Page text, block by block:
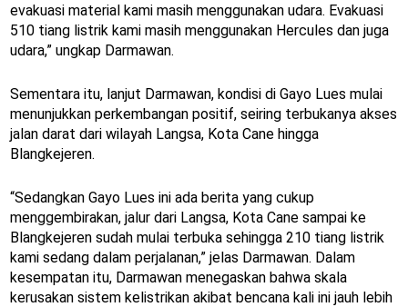
evakuasi material kami masih menggunakan udara. Evakuasi
510 tiang listrik kami masih menggunakan Hercules dan juga
udara,” ungkap Darmawan.
Sementara itu, lanjut Darmawan, kondisi di Gayo Lues mulai
menunjukkan perkembangan positif, seiring terbukanya akses
jalan darat dari wilayah Langsa, Kota Cane hingga
Blangkejeren.
“Sedangkan Gayo Lues ini ada berita yang cukup
menggembirakan, jalur dari Langsa, Kota Cane sampai ke
Blangkejeren sudah mulai terbuka sehingga 210 tiang listrik
kami sedang dalam perjalanan,” jelas Darmawan. Dalam
kesempatan itu, Darmawan menegaskan bahwa skala
kerusakan sistem kelistrikan akibat bencana kali ini jauh lebih